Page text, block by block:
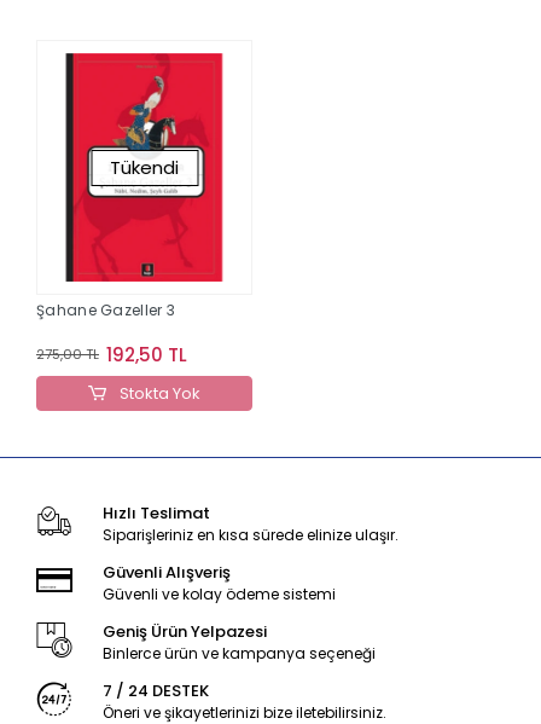
Tükendi
Şahane Gazeller 3
275,00 TL 192,50 TL
Stokta Yok
Hızlı Teslimat
Siparişleriniz en kısa sürede elinize ulaşır.
Güvenli Alışveriş
Güvenli ve kolay ödeme sistemi
Geniş Ürün Yelpazesi
Binlerce ürün ve kampanya seçeneği
7 / 24 DESTEK
Öneri ve şikayetlerinizi bize iletebilirsiniz.